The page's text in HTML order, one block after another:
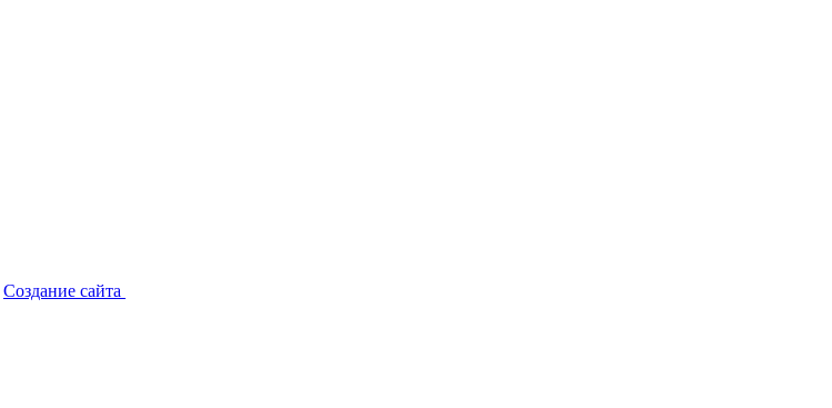
Создание сайта